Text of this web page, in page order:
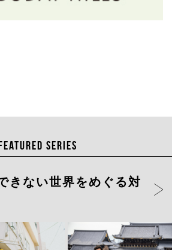
SERIES
聞く、変容のスリルと変
きない世界をめぐる対